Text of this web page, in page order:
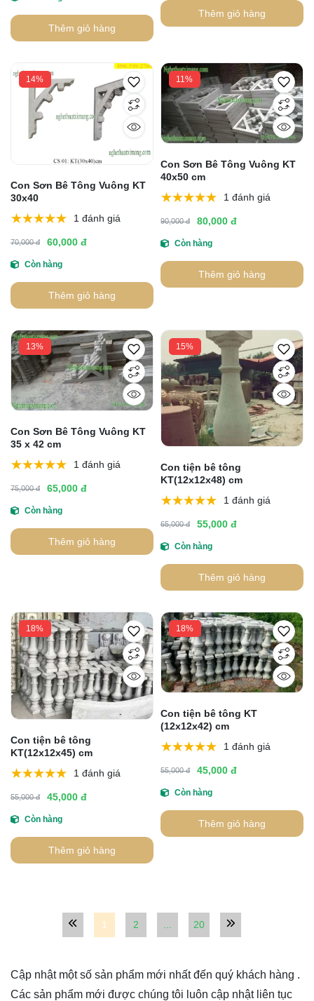
Thêm giỏ hàng
Thêm giỏ hàng
14%
Con Sơn Bê Tông Vuông KT
30x40
1 đánh giá
70,000 đ 60,000 đ
Còn hàng
Thêm giỏ hàng
11%
Con Sơn Bê Tông Vuông KT
40x50 cm
1 đánh giá
90,000 đ 80,000 đ
Còn hàng
Thêm giỏ hàng
13%
Con Sơn Bê Tông Vuông KT
35 x 42 cm
1 đánh giá
75,000 đ 65,000 đ
Còn hàng
Thêm giỏ hàng
15%
Con tiện bê tông
KT(12x12x48) cm
1 đánh giá
65,000 đ 55,000 đ
Còn hàng
Thêm giỏ hàng
18%
Con tiện bê tông
KT(12x12x45) cm
1 đánh giá
55,000 đ 45,000 đ
Còn hàng
Thêm giỏ hàng
18%
Con tiện bê tông KT
(12x12x42) cm
1 đánh giá
55,000 đ 45,000 đ
Còn hàng
Thêm giỏ hàng
1 2 20
Cập nhật một số sản phẩm mới nhất đến quý khách hàng .
Các sản phẩm mới được chúng tôi luôn cập nhật liên tục